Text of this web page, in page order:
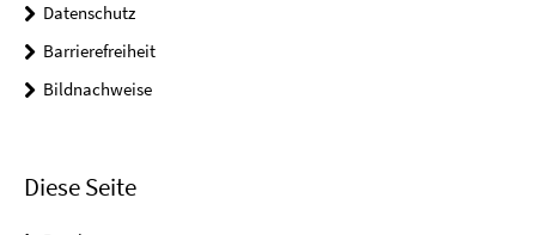
Datenschutz
Barrierefreiheit
Bildnachweise
Diese Seite